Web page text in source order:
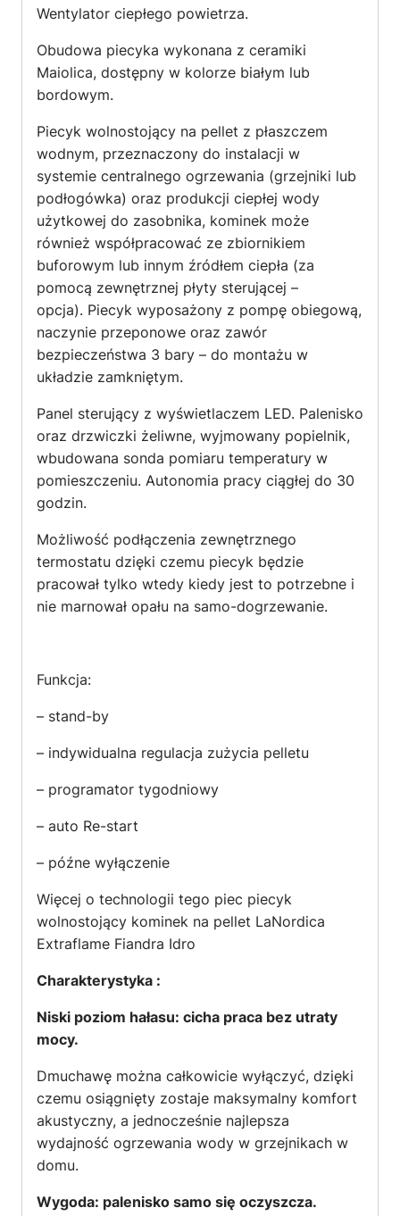
Wentylator ciepłego powietrza.
Obudowa piecyka wykonana z ceramiki
Maiolica, dostępny w kolorze białym lub
bordowym.
Piecyk wolnostojący na pellet z płaszczem
wodnym, przeznaczony do instalacji w
systemie centralnego ogrzewania (grzejniki lub
podłogówka) oraz produkcji ciepłej wody
użytkowej do zasobnika, kominek może
również współpracować ze zbiornikiem
buforowym lub innym źródłem ciepła (za
pomocą zewnętrznej płyty sterującej –
opcja). Piecyk wyposażony z pompę obiegową,
naczynie przeponowe oraz zawór
bezpieczeństwa 3 bary – do montażu w
układzie zamkniętym.
Panel sterujący z wyświetlaczem LED. Palenisko
oraz drzwiczki żeliwne, wyjmowany popielnik,
wbudowana sonda pomiaru temperatury w
pomieszczeniu. Autonomia pracy ciągłej do 30
godzin.
Możliwość podłączenia zewnętrznego
termostatu dzięki czemu piecyk będzie
pracował tylko wtedy kiedy jest to potrzebne i
nie marnował opału na samo-dogrzewanie.
Funkcja:
– stand-by
– indywidualna regulacja zużycia pelletu
– programator tygodniowy
– auto Re-start
– późne wyłączenie
Więcej o technologii tego piec piecyk
wolnostojący kominek na pellet LaNordica
Extraflame Fiandra Idro
Charakterystyka :
Niski poziom hałasu: cicha praca bez utraty
mocy.
Dmuchawę można całkowicie wyłączyć, dzięki
czemu osiągnięty zostaje maksymalny komfort
akustyczny, a jednocześnie najlepsza
wydajność ogrzewania wody w grzejnikach w
domu.
Wygoda: palenisko samo się oczyszcza.